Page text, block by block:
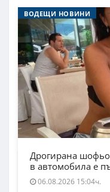
ВОДЕЩИ НОВИНИ
Дрогирана
в автомобила е
06.08.2026 15:04ч.